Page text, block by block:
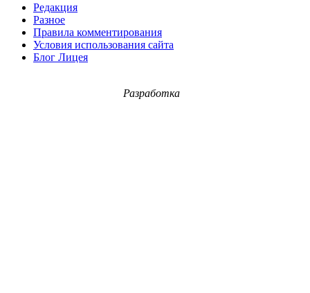
Редакция
Разное
Правила комментирования
Условия использования сайта
Блог Лицея
Разработка